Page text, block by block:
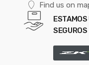
Find us on
ESTAMOS
SEGUROS